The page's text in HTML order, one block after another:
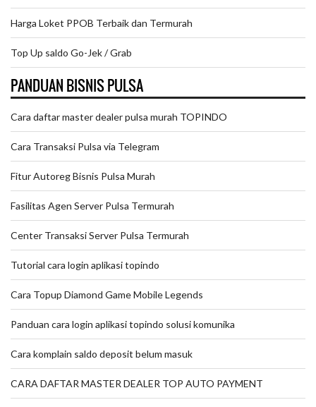
Harga Loket PPOB Terbaik dan Termurah
Top Up saldo Go-Jek / Grab
PANDUAN BISNIS PULSA
Cara daftar master dealer pulsa murah TOPINDO
Cara Transaksi Pulsa via Telegram
Fitur Autoreg Bisnis Pulsa Murah
Fasilitas Agen Server Pulsa Termurah
Center Transaksi Server Pulsa Termurah
Tutorial cara login aplikasi topindo
Cara Topup Diamond Game Mobile Legends
Panduan cara login aplikasi topindo solusi komunika
Cara komplain saldo deposit belum masuk
CARA DAFTAR MASTER DEALER TOP AUTO PAYMENT